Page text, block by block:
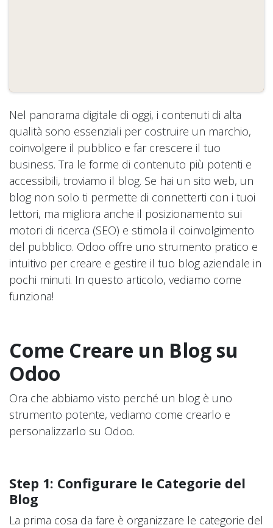
Nel panorama digitale di oggi, i contenuti di alta
qualità sono essenziali per costruire un marchio,
coinvolgere il pubblico e far crescere il tuo
business. Tra le forme di contenuto più potenti e
accessibili, troviamo il blog. Se hai un sito web, un
blog non solo ti permette di connetterti con i tuoi
lettori, ma migliora anche il posizionamento sui
motori di ricerca (SEO) e stimola il coinvolgimento
del pubblico. Odoo offre uno strumento pratico e
intuitivo per creare e gestire il tuo blog aziendale in
pochi minuti. In questo articolo, vediamo come
funziona!
Come Creare un Blog su
Odoo
Ora che abbiamo visto perché un blog è uno
strumento potente, vediamo come crearlo e
personalizzarlo su Odoo.
Step 1: Configurare le Categorie del
Blog
La prima cosa da fare è organizzare le categorie del